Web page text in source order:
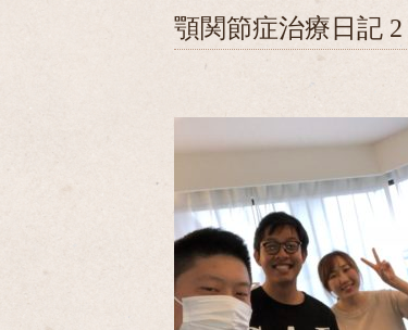
顎関節症治療日記 2